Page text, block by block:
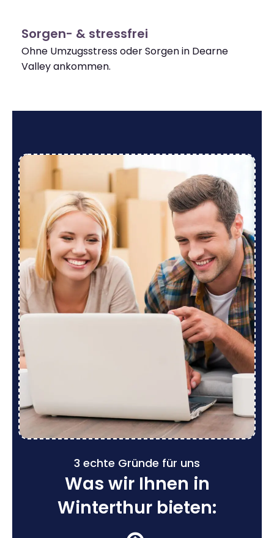
Sorgen- & stressfrei
Ohne Umzugsstress oder Sorgen in Dearne
Valley ankommen.
3 echte Gründe für uns
Was wir Ihnen in
Winterthur bieten: